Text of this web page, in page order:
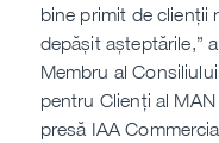
bine primit de clienții
depășit așteptările,”
Membru al
pentru Clienți al
presă IAA